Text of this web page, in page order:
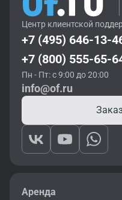
Центр клиентской
+7 (495) 646-13-
+7 (800) 555-65-
Пн - Пт: с 9:00 до 20:00
info@of.ru
Аренда